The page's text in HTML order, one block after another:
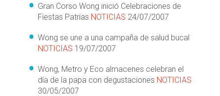
Gran Corso Wong inició Celebraciones de
Fiestas Patrias NOTICIAS 24/07/2007
Wong se une a una campaña de salud bucal
NOTICIAS 19/07/2007
Wong, Metro y Eco almacenes celebran el
día de la papa con degustaciones NOTICIAS
30/05/2007